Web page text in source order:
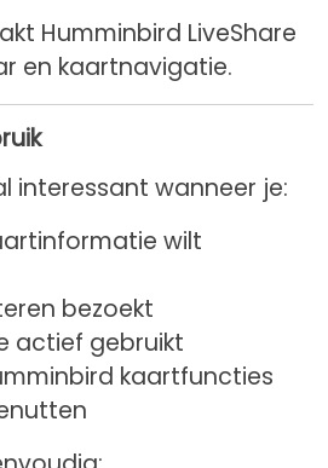
Humminbird LiveShare
en kaartnavigatie.
interessant wanneer je:
wilt
bezoekt
actief gebruikt
kaartfuncties